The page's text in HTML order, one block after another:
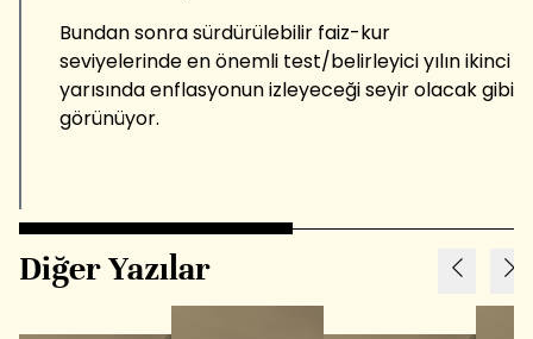
Bundan sonra sürdürülebilir faiz-kur
seviyelerinde en önemli test/belirleyici yılın ikinci
yarısında enflasyonun izleyeceği seyir olacak gibi
görünüyor.
Diğer Yazılar